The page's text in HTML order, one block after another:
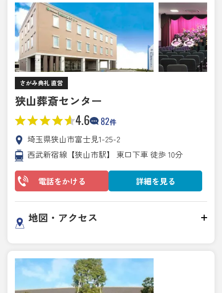
さがみ典礼 直営
狭山葬斎センター
4.6 82件
埼玉県狭山市富士見1-25-2
西武新宿線【狭山市駅】 東口下車 徒歩 10分
電話をかける 詳細を見る
地図・アクセス